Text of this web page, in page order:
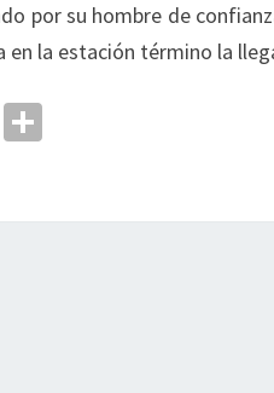
por su hombre de
en la estación término la
Pr